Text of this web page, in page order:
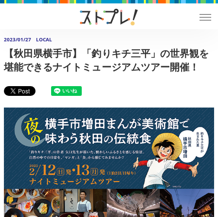
2023/01/27 LOCAL
【秋田県横手市】「釣りキチ三平」の世界観を
堪能できるナイトミュージアムツアー開催！